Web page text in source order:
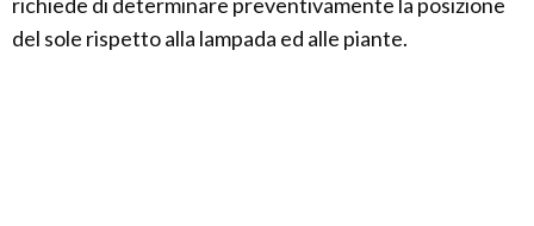
del sole rispetto alla lampada ed alle piante.